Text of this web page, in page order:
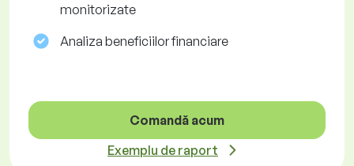
monitorizate
Analiza beneficiilor financiare
Comandă acum
Exemplu de raport